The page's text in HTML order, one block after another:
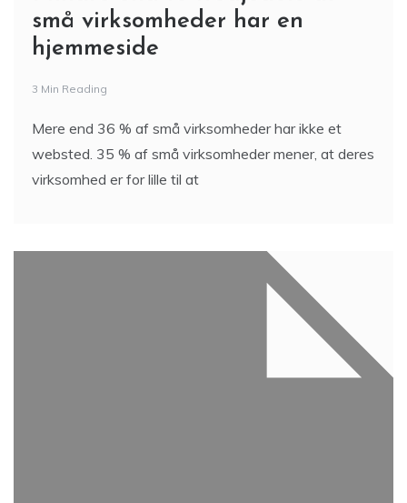
små virksomheder har en
hjemmeside
3 Min Reading
Mere end 36 % af små virksomheder har ikke et
websted. 35 % af små virksomheder mener, at deres
virksomhed er for lille til at